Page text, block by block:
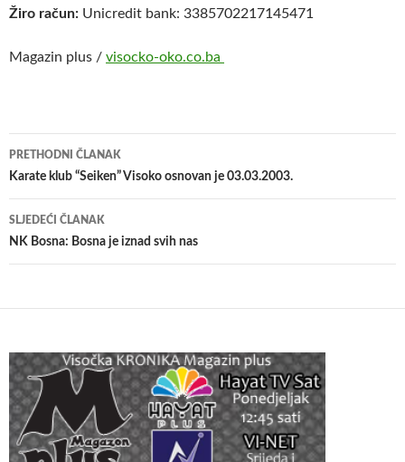
Žiro račun: Unicredit bank: 3385702217145471
Magazin plus / visocko-oko.co.ba
Navigacija
članaka
PRETHODNI ČLANAK
Karate klub “Seiken” Visoko osnovan je 03.03.2003.
SLJEDEĆI ČLANAK
NK Bosna: Bosna je iznad svih nas